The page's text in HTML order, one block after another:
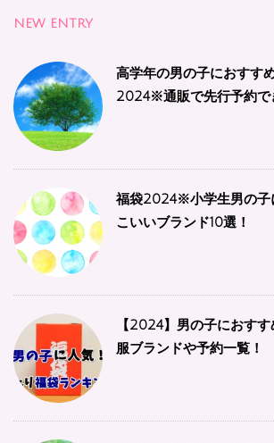
NEW ENTRY
高学年の男の子におすす
2024※通販で先行予約で
福袋2024※小学生男の子
こいいブランド10選！
【2024】男の子におす
服ブランドや予約一覧！